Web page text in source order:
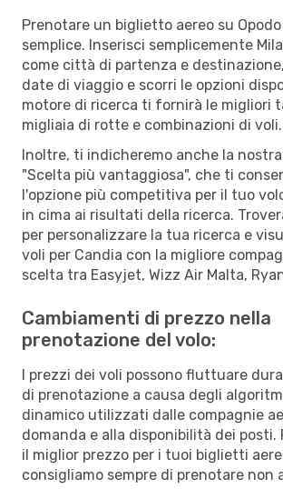
Prenotare un biglietto aereo su
semplice. Inserisci semplicemente
come città di partenza e
date di viaggio e scorri le opzioni
motore di ricerca ti fornirà le migliori
migliaia di rotte e combinazioni di voli.
Inoltre, ti indicheremo anche la
"Scelta più vantaggiosa", che ti
l'opzione più competitiva per il tuo
in cima ai risultati della ricerca.
per personalizzare la tua ricerca e
voli per Candia con la migliore
scelta tra Easyjet, Wizz Air Malta,
Cambiamenti di prezzo nella
prenotazione del volo:
I prezzi dei voli possono fluttuare
di prenotazione a causa degli
dinamico utilizzati dalle compagnie
domanda e alla disponibilità dei posti.
il miglior prezzo per i tuoi biglietti
consigliamo sempre di prenotare non